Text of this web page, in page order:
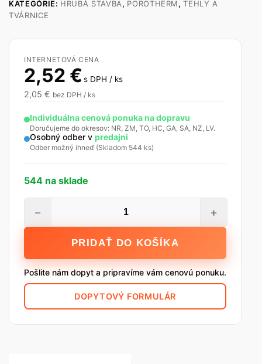
KATEGÓRIE: HRUBÁ STAVBA, POROTHERM,TEHLY A
TVÁRNICE
INTERNETOVÁ CENA
2,52 € s DPH / ks
2,05 € bez DPH / ks
Individuálna cenová ponuka na dopravu
Doručujeme do okresov: NR, ZM, TO, HC, GA, SA, NZ, LV.
Osobný odber v predajni
Odber možný ihneď (Skladom 544 ks)
544 na sklade
P15
Brúsená
− +
PRIDAŤ DO KOŠÍKA
Pošlite nám dopyt a pripravíme vám cenovú ponuku.
DOPYTOVÝ FORMULÁR